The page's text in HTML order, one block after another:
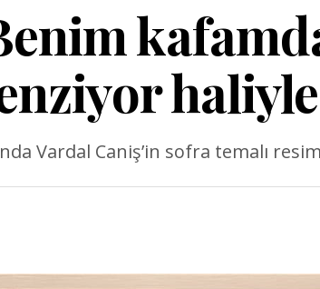
Vardal Caniş’in sofra temalı